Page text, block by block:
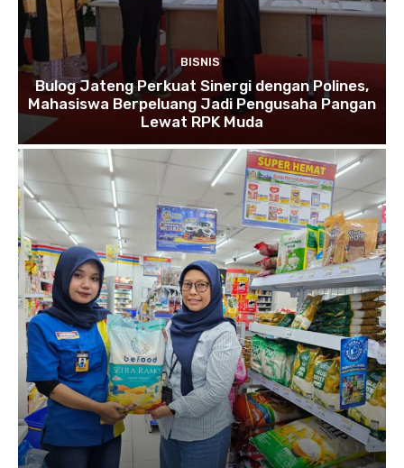
BISNIS
Bulog Jateng Perkuat Sinergi dengan Polines,
Mahasiswa Berpeluang Jadi Pengusaha Pangan
Lewat RPK Muda